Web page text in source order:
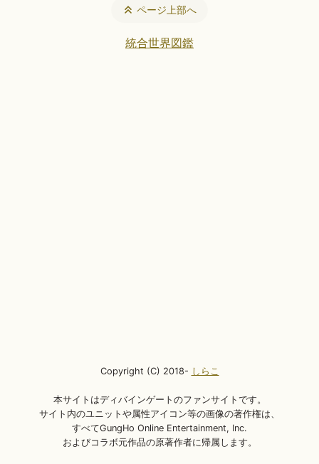
ページ上部へ
統合世界図鑑
Copyright (C) 2018- しらこ
本サイトはディバインゲートのファンサイトです。
サイト内のユニットや属性アイコン等の画像の著作権は、
すべてGungHo Online Entertainment, Inc.
およびコラボ元作品の原著作者に帰属します。